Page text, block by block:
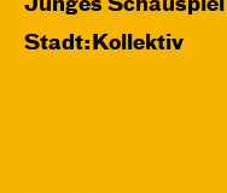
Junges Schauspiel
Stadt:Kollektiv